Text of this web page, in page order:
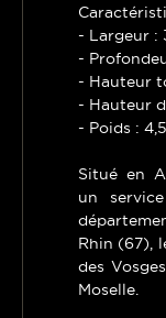
- Largeur :
-
- Hauteur
- Hauteur
- Poids :
Situé en
un
Rhin (67),
des
Moselle.